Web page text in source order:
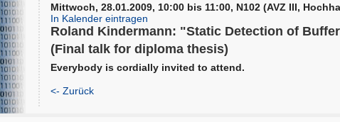
Mittwoch, 28.01.2009, 10:00 bis 11:00, N102 (AVZ III,
In Kalender eintragen
Roland Kindermann: "Static Detection of
(Final talk for diploma thesis)
Everybody is cordially invited to attend.
<- Zurück